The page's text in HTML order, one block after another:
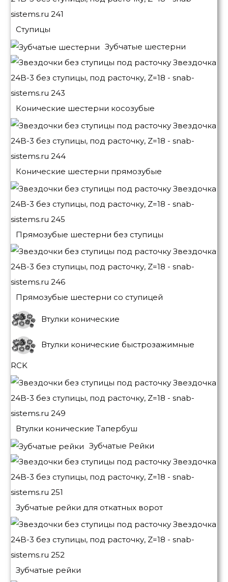
Ступицы
Зубчатые шестерни
Конические шестерни косозубые
Конические шестерни прямозубые
Прямозубые шестерни без ступицы
Прямозубые шестерни со ступицей
Втулки конические
Втулки конические быстрозажимные
RCK
Втулки конические Тапербуш
Зубчатые Рейки
Зубчатые рейки для откатных ворот
Зубчатые рейки